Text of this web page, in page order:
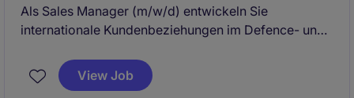
Als Sales Manager (m/w/d) entwickeln Sie
internationale Kundenbeziehungen im Defence- und
Geschäftsentwicklung in Ihrer Region (MEA). Im
Fokus steht der Vertrieb komplexer Systemlösungen
View Job